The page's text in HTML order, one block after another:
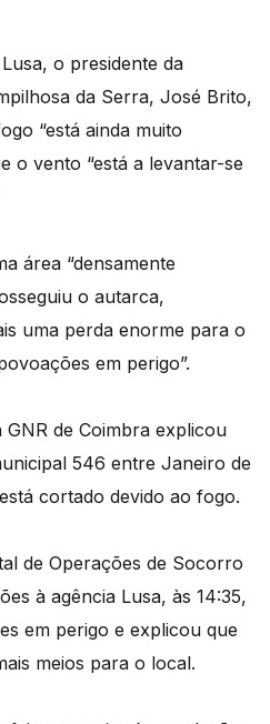
o presidente da
da Serra, José Brito,
“está ainda muito
o vento “está a levantar-se
área “densamente
o autarca,
uma perda enorme para o
em perigo”.
de Coimbra explicou
546 entre Janeiro de
cortado devido ao fogo.
de Operações de Socorro
à agência Lusa, às 14:35,
em perigo e explicou que
meios para o local.